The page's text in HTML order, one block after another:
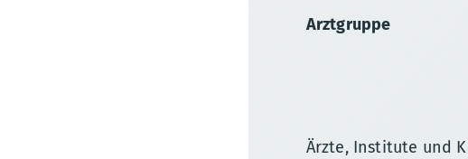
Arztgruppe
Ärzte, Institute und